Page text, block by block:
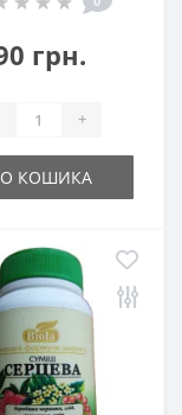
грн.
+
КОШИКА